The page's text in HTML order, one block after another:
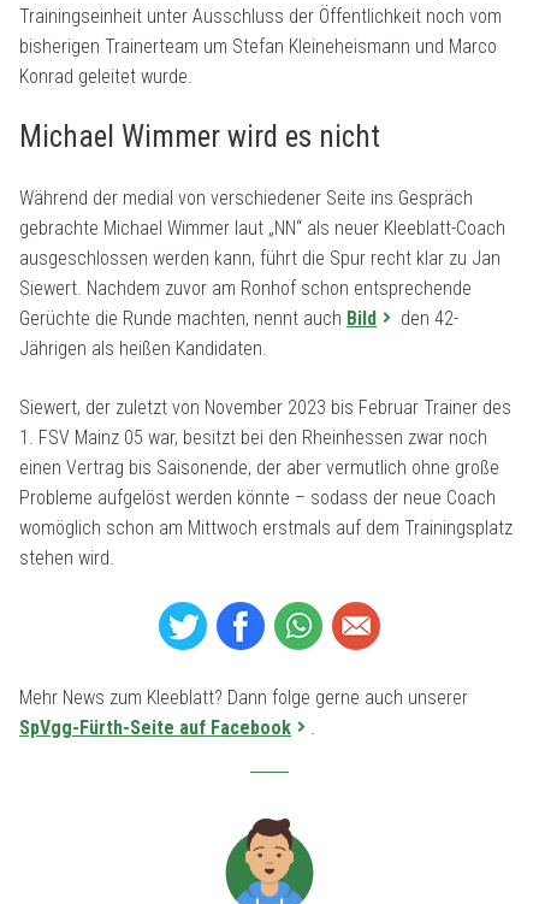
Trainingseinheit unter Ausschluss der Öffentlichkeit noch vom
bisherigen Trainerteam um Stefan Kleineheismann und Marco
Konrad geleitet wurde.
Michael Wimmer wird es nicht
Während der medial von verschiedener Seite ins Gespräch
gebrachte Michael Wimmer laut „NN“ als neuer Kleeblatt-Coach
ausgeschlossen werden kann, führt die Spur recht klar zu Jan
Siewert. Nachdem zuvor am Ronhof schon entsprechende
Gerüchte die Runde machten, nennt auch Bild
den 42-
Jährigen als heißen Kandidaten.
Siewert, der zuletzt von November 2023 bis Februar Trainer des
1. FSV Mainz 05 war, besitzt bei den Rheinhessen zwar noch
einen Vertrag bis Saisonende, der aber vermutlich ohne große
Probleme aufgelöst werden könnte – sodass der neue Coach
womöglich schon am Mittwoch erstmals auf dem Trainingsplatz
stehen wird.
Mehr News zum Kleeblatt? Dann folge gerne auch unserer
SpVgg-Fürth-Seite auf Facebook
.